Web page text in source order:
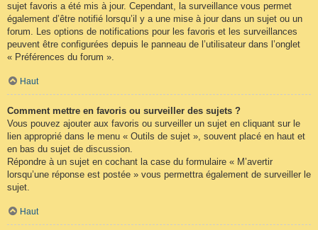
sujet favoris a été mis à jour. Cependant, la surveillance vous permet
également d’être notifié lorsqu’il y a une mise à jour dans un sujet ou un
forum. Les options de notifications pour les favoris et les surveillances
peuvent être configurées depuis le panneau de l’utilisateur dans l’onglet
« Préférences du forum ».
Haut
Comment mettre en favoris ou surveiller des sujets ?
Vous pouvez ajouter aux favoris ou surveiller un sujet en cliquant sur le
lien approprié dans le menu « Outils de sujet », souvent placé en haut et
en bas du sujet de discussion.
Répondre à un sujet en cochant la case du formulaire « M’avertir
lorsqu’une réponse est postée » vous permettra également de surveiller le
sujet.
Haut